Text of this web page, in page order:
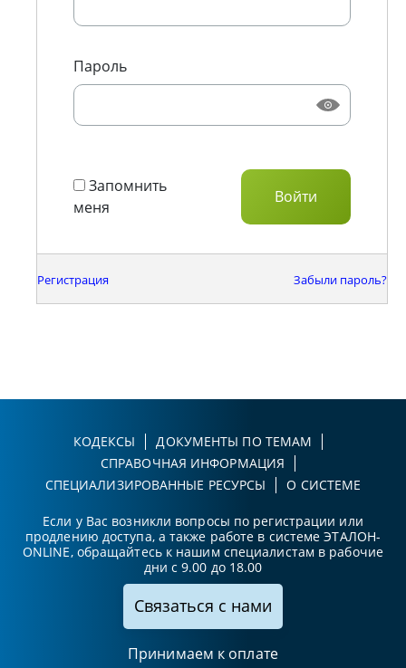
Пароль
Запомнить
меня
Регистрация Забыли пароль?
КОДЕКСЫ
ДОКУМЕНТЫ ПО ТЕМАМ
СПРАВОЧНАЯ ИНФОРМАЦИЯ
СПЕЦИАЛИЗИРОВАННЫЕ РЕСУРСЫ
О СИСТЕМЕ
Если у Вас возникли вопросы по регистрации или
продлению доступа, а также работе в системе ЭТАЛОН-
ONLINE, обращайтесь к нашим специалистам в рабочие
дни с 9.00 до 18.00
Связаться с нами
Принимаем к оплате